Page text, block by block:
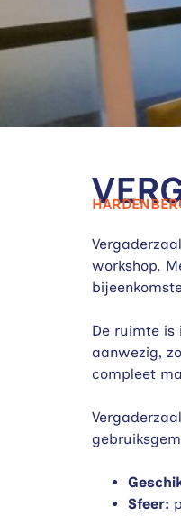
workshop.
De ruimte is
aanwezig,
compleet
Sfeer: